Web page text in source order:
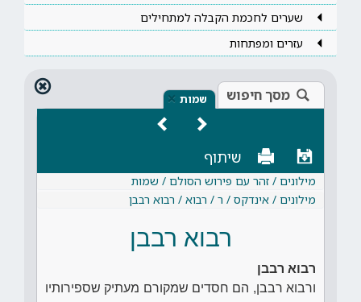
שערים לחכמת הקבלה למתחילים
עזרים ומפתחות
מסך חיפוש שמות ×
שיתוף
מילונים / זהר עם פירוש הסולם / שמות
מילונים / אינדקס / ר / רבוא / רבוא רבבן
רבוא רבבן
רבוא רבבן
ורבוא רבבן, הם חסדים שמקורם מעתיק שספירותיו